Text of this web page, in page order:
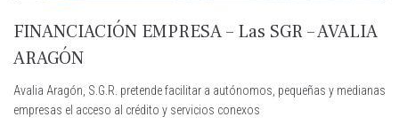
FINANCIACIÓN EMPRESA – Las SGR – AVALIA
ARAGÓN
Avalia Aragón, S.G.R. pretende facilitar a autónomos, pequeñas y medianas
empresas el acceso al crédito y servicios conexos